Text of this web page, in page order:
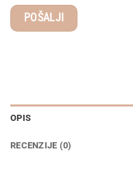
OPIS
RECENZIJE (0)